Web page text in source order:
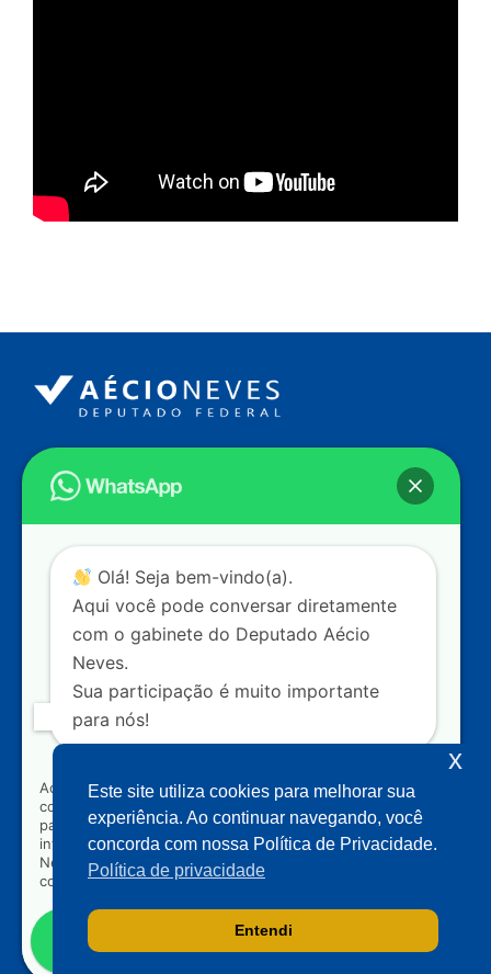
Endereço
Câmara dos Deputados
Ed. Principal, Ala C – Gabinete
Contato
dep.aecioneves@camara.leg.br
+55 (61) 3215-5964
+55 (31) 3261-0121
+55 (31) 97150-0834
Nossas redes
Acompanhe o meu mandato
Olá! Seja bem-vindo(a).
Aqui você pode conversar diretamente
com o gabinete do Deputado Aécio
Neves.
Sua participação é muito importante
para nós!
Ao clicar para iniciar o contato pelo WhatsApp, você
concorda que seus dados serão utilizados exclusivamente
para atendimento relacionado às demandas, sugestões ou
informações referentes ao mandato do Deputado Aécio
Neves. Seus dados serão tratados com sigilo e não serão
compartilhados com terceiros.
Falar com gabinete
Este site utiliza cookies para melhorar sua
experiência. Ao continuar navegando, você
concorda com nossa Política de Privacidade.
Política de privacidade
Entendi
x